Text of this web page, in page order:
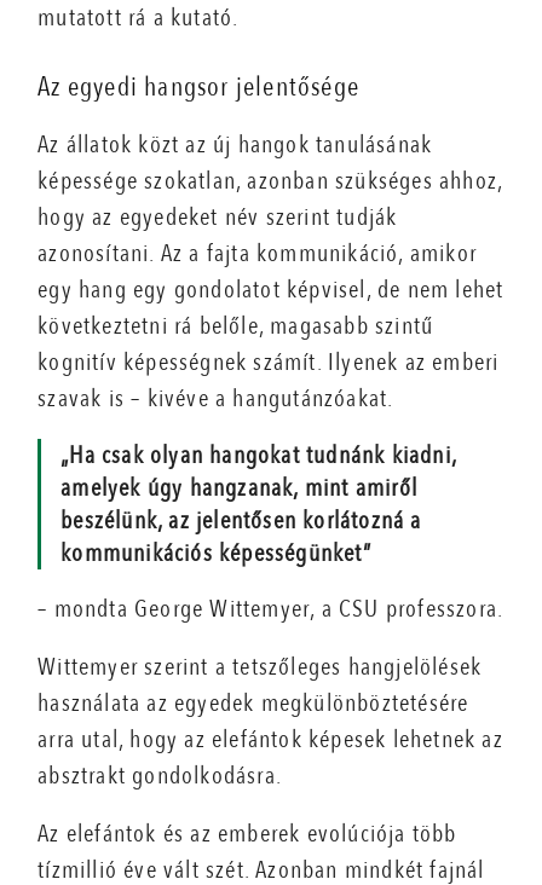
mutatott rá a kutató.
Az egyedi hangsor jelentősége
Az állatok közt az új hangok tanulásának
képessége szokatlan, azonban szükséges ahhoz,
hogy az egyedeket név szerint tudják
azonosítani. Az a fajta kommunikáció, amikor
egy hang egy gondolatot képvisel, de nem lehet
következtetni rá belőle, magasabb szintű
kognitív képességnek számít. Ilyenek az emberi
szavak is – kivéve a hangutánzóakat.
„Ha csak olyan hangokat tudnánk kiadni,
amelyek úgy hangzanak, mint amiről
beszélünk, az jelentősen korlátozná a
kommunikációs képességünket”
– mondta George Wittemyer, a CSU professzora.
Wittemyer szerint a tetszőleges hangjelölések
használata az egyedek megkülönböztetésére
arra utal, hogy az elefántok képesek lehetnek az
absztrakt gondolkodásra.
Az elefántok és az emberek evolúciója több
tízmillió éve vált szét. Azonban mindkét fajnál